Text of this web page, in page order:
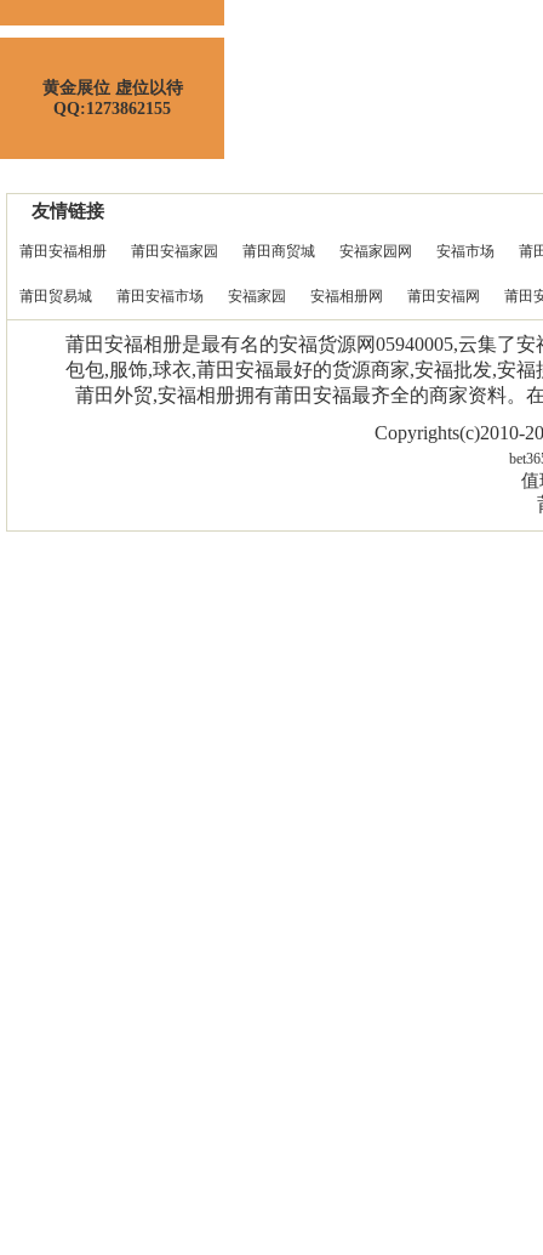
黄金展位 虚位以待
QQ:1273862155
友情链接
莆田安福相册 莆田安福家园 莆田商贸城 安福家园网 安福市场 莆
莆田贸易城 莆田安福市场 安福家园 安福相册网 莆田安福网 莆田
莆田安福相册是最有名的安福货源网05940005,云集了
包包,服饰,球衣,莆田安福最好的货源商家,安福批发,安
莆田外贸,安福相册拥有莆田安福最齐全的商家资料。
Copyrights(c)2010-
值